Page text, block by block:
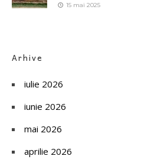
15 mai 2025
Arhive
iulie 2026
iunie 2026
mai 2026
aprilie 2026